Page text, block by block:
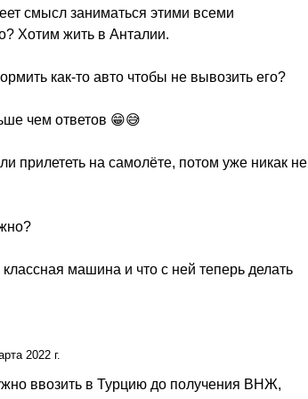
смысл заниматься этими всеми
Хотим жить в Анталии.
как-то авто чтобы не вывозить его?
чем ответов 😁😅
прилететь на самолёте, потом уже никак не
машина и что с ней теперь делать
2022 г.
ввозить в Турцию до получения ВНЖ,